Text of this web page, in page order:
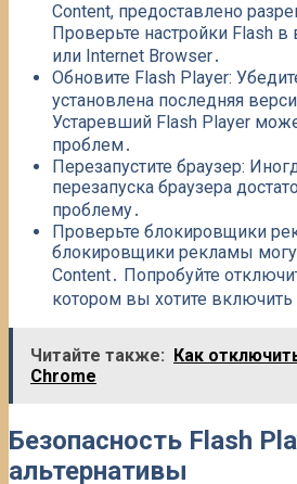
Content, предоставлено
Проверьте настройки Flash
или Internet Browser․
Обновите Flash Player:
установлена последняя
Устаревший Flash Player
проблем․
Перезапустите браузер:
перезапуска браузера
проблему․
Проверьте блокировщики
блокировщики рекламы
Content․ Попробуйте
котором вы хотите включить
Читайте также: Как
Chrome
Безопасность Flash
альтернативы